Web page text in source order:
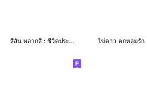
ไข่ดาว ตกหลุมรัก